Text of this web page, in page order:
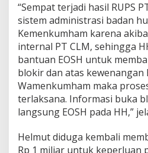
“Sempat terjadi hasil RUPS
sistem administrasi badan
Kemenkumham karena
internal PT CLM, sehingga
bantuan EOSH untuk
blokir dan atas kewenangan
Wamenkumham maka
terlaksana. Informasi buka
langsung EOSH pada HH,”
Helmut diduga kembali
Rp 1 miliar untuk keperluan